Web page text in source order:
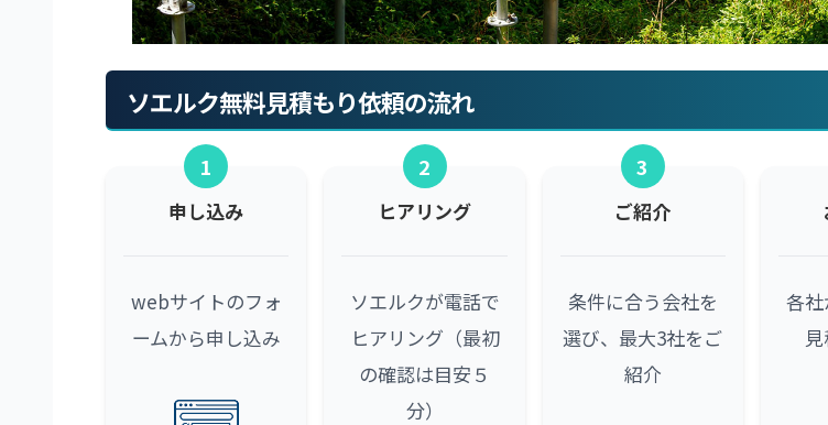
ソエルク無料見積もり依頼の流れ
1
申し込み
webサイトのフォ
ームから申し込み
2
ヒアリング
ソエルクが電話で
ヒアリング（最初
の確認は目安５
分）
3
ご紹介
条件に合う会社を
選び、最大3社をご
紹介
各